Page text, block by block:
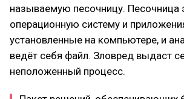
называемую песочницу. Песочница
операционную систему и
установленные на компьютере, и
ведёт себя файл. Зловред выдаст
неположенный процесс.